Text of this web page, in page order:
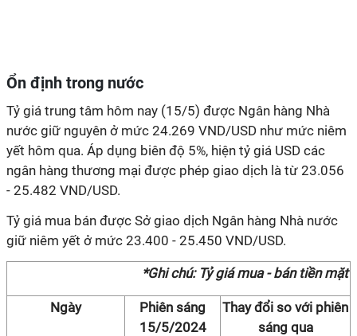
Ổn định trong nước
Tỷ giá trung tâm hôm nay (15/5) được Ngân hàng Nhà
nước giữ nguyên ở mức 24.269 VND/USD như mức niêm
yết hôm qua. Áp dụng biên độ 5%, hiện tỷ giá USD các
ngân hàng thương mại được phép giao dịch là từ 23.056
- 25.482 VND/USD.
Tỷ giá mua bán được Sở giao dịch Ngân hàng Nhà nước
giữ niêm yết ở mức 23.400 - 25.450 VND/USD.
*Ghi chú: Tỷ giá mua - bán tiền mặt
Ngày
Phiên sáng
15/5/2024
Thay đổi so với phiên
sáng qua